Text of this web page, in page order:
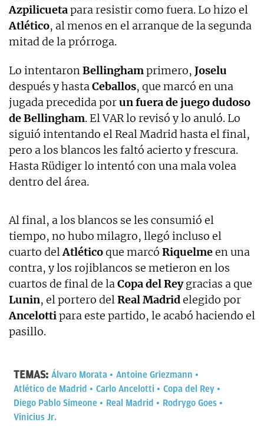
Azpilicuetapara resistir como fuera. Lo hizo el
Atlético, al menos en el arranque de la segunda
mitad de la prórroga.
Lo intentaronBellinghamprimero, Joselu
después y hastaCeballos, que marcó en una
jugada precedida porun fuera de juego dudoso
de Bellingham. El VAR lo revisó y lo anuló. Lo
siguió intentando el Real Madrid hasta el final,
pero a los blancos les faltó acierto y frescura.
Hasta Rüdiger lo intentó con una mala volea
dentro del área.
Al final, a los blancos se les consumió el
tiempo, no hubo milagro, llegó incluso el
cuarto delAtléticoque marcó Riquelmeen una
contra, y los rojiblancos se metieron en los
cuartos de final de laCopa del Reygracias a que
Lunin, el portero delReal Madridelegido por
Ancelottipara este partido, le acabó haciendo el
pasillo.
TEMAS: Álvaro Morata
Antoine Griezmann
Atlético de Madrid
Carlo Ancelotti
Copa del Rey
Diego Pablo Simeone
Real Madrid
Rodrygo Goes
Vinicius Jr.